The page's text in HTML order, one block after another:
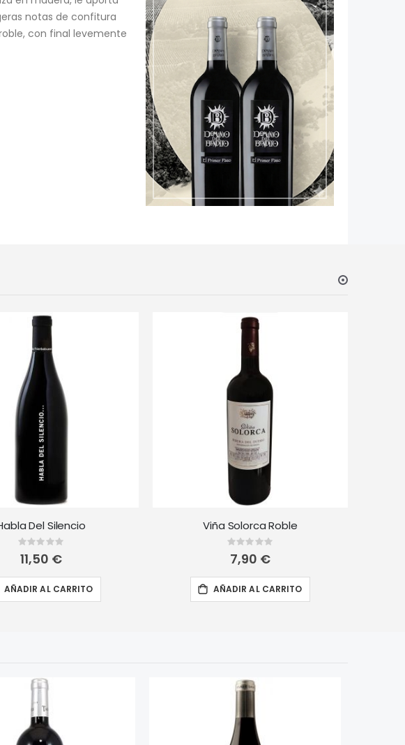
notas de confitura
con final levemente
Del Silencio
Rating:
0%
11,50 €
AÑADIR AL CARRITO
Viña Solorca Roble
Rating:
0%
7,90 €
AÑADIR AL CARRITO